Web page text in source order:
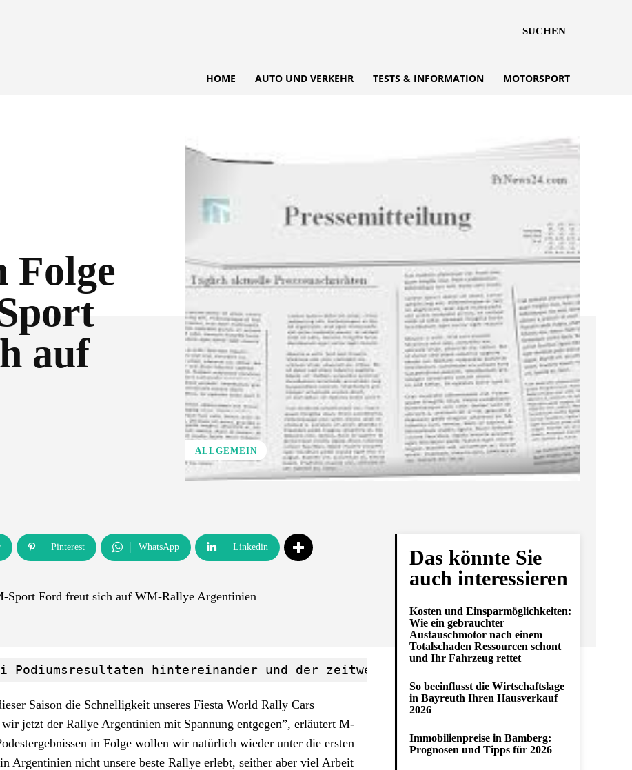
SUCHEN
HOME AUTO UND VERKEHR TESTS & INFORMATION MOTORSPORT
Folge
auf
ALLGEMEIN
Pinterest WhatsApp Linkedin
Podiumsresultaten hintereinander und der zeitweisen Führung bei der
Saison die Schnelligkeit unseres Fiesta World Rally Cars
jetzt der Rallye Argentinien mit Spannung entgegen”, erläutert M-
in Folge wollen wir natürlich wieder unter die ersten
Argentinien nicht unsere beste Rallye erlebt, seither aber viel Arbeit
Das könnte Sie
auch interessieren
Kosten und Einsparmöglichkeiten:
Wie ein gebrauchter
Austauschmotor nach einem
Totalschaden Ressourcen schont
und Ihr Fahrzeug rettet
So beeinflusst die Wirtschaftslage
in Bayreuth Ihren Hausverkauf
2026
Immobilienpreise in Bamberg:
Prognosen und Tipps für 2026